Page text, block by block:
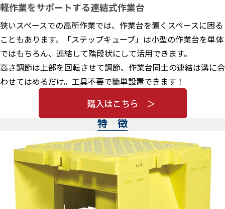
軽作業をサポートする連結式作業台
狭いスペースでの高所作業では、作業台を置くスペースに困る
こともあります。「ステップキューブ」は小型の作業台を単体
ではもちろん、連結して階段状にして活用できます。
高さ調節は上部を回転させて調節、作業台同士の連結は溝に合
わせてはめるだけ。工具不要で簡単設置できます！
特 徴